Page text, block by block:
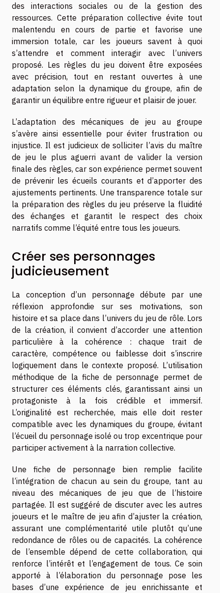
des interactions sociales ou de la gestion des
ressources. Cette préparation collective évite tout
malentendu en cours de partie et favorise une
immersion totale, car les joueurs savent à quoi
s’attendre et comment interagir avec l’univers
proposé. Les règles du jeu doivent être exposées
avec précision, tout en restant ouvertes à une
adaptation selon la dynamique du groupe, afin de
garantir un équilibre entre rigueur et plaisir de jouer.
L’adaptation des mécaniques de jeu au groupe
s’avère ainsi essentielle pour éviter frustration ou
injustice. Il est judicieux de solliciter l’avis du maître
de jeu le plus aguerri avant de valider la version
finale des règles, car son expérience permet souvent
de prévenir les écueils courants et d’apporter des
ajustements pertinents. Une transparence totale sur
la préparation des règles du jeu préserve la fluidité
des échanges et garantit le respect des choix
narratifs comme l’équité entre tous les joueurs.
Créer ses personnages
judicieusement
La conception d’un personnage débute par une
réflexion approfondie sur ses motivations, son
histoire et sa place dans l’univers du jeu de rôle. Lors
de la création, il convient d’accorder une attention
particulière à la cohérence : chaque trait de
caractère, compétence ou faiblesse doit s’inscrire
logiquement dans le contexte proposé. L’utilisation
méthodique de la fiche de personnage permet de
structurer ces éléments clés, garantissant ainsi un
protagoniste à la fois crédible et immersif.
L’originalité est recherchée, mais elle doit rester
compatible avec les dynamiques du groupe, évitant
l’écueil du personnage isolé ou trop excentrique pour
participer activement à la narration collective.
Une fiche de personnage bien remplie facilite
l’intégration de chacun au sein du groupe, tant au
niveau des mécaniques de jeu que de l’histoire
partagée. Il est suggéré de discuter avec les autres
joueurs et le maître de jeu afin d’ajuster la création,
assurant une complémentarité utile plutôt qu’une
redondance de rôles ou de capacités. La cohérence
de l’ensemble dépend de cette collaboration, qui
renforce l’intérêt et l’engagement de tous. Ce soin
apporté à l’élaboration du personnage pose les
bases d’une expérience de jeu enrichissante et